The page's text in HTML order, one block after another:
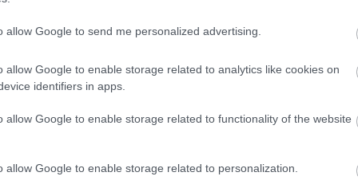
allow Google to send me personalized advertising.
allow Google to enable storage related to analytics like cookies on
identifiers in apps.
allow Google to enable storage related to functionality of the website
allow Google to enable storage related to personalization.
18:49